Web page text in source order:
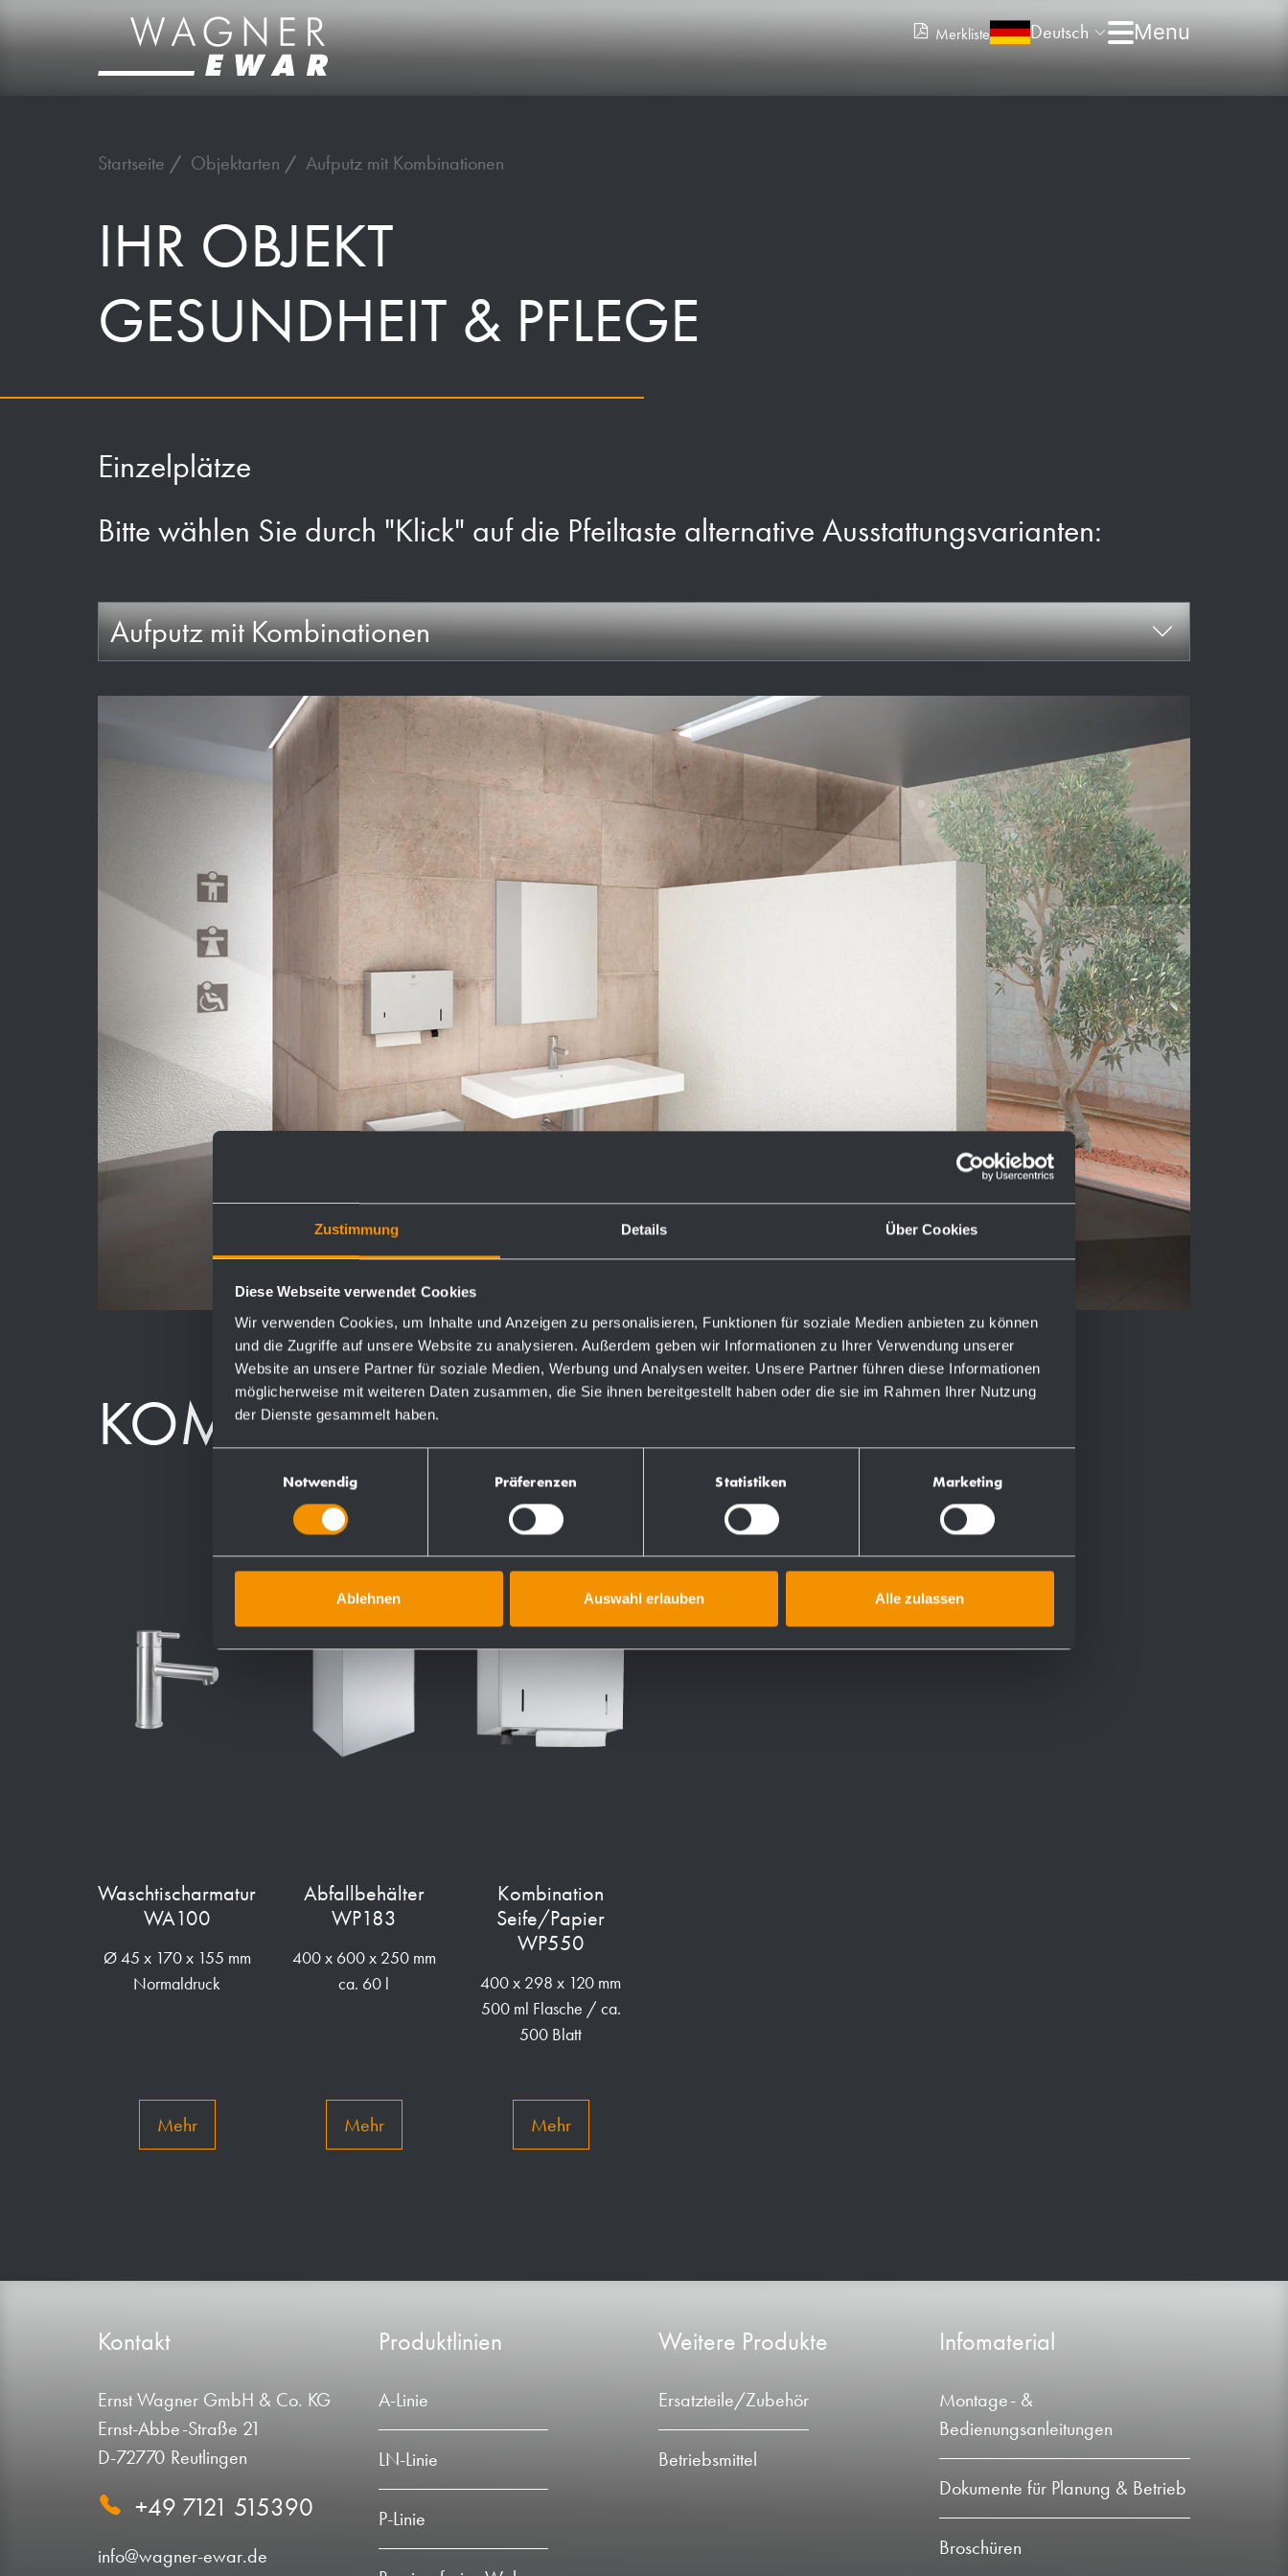
Zustimmung Details Über Cookies
Diese Webseite verwendet Cookies
Wir verwenden Cookies, um Inhalte und Anzeigen zu personalisieren, Funktionen für soziale Medien anbieten zu können
und die Zugriffe auf unsere Website zu analysieren. Außerdem geben wir Informationen zu Ihrer Verwendung unserer
Website an unsere Partner für soziale Medien, Werbung und Analysen weiter. Unsere Partner führen diese Informationen
möglicherweise mit weiteren Daten zusammen, die Sie ihnen bereitgestellt haben oder die sie im Rahmen Ihrer Nutzung
der Dienste gesammelt haben.
Notwendig Präferenzen Statistiken Marketing
Ablehnen Auswahl erlauben Alle zulassen
Merkliste Deutsch
Startseite Objektarten Aufputz mit Kombinationen
IHR OBJEKT
GESUNDHEIT & PFLEGE
Einzelplätze
Bitte wählen Sie durch "Klick" auf die Pfeiltaste alternative Ausstattungsvarianten:
Aufputz mit Kombinationen
KOMPONENTEN
Waschtischarmatur
WA100
Ø 45 x 170 x 155 mm
Normaldruck
Mehr
Abfallbehälter
WP183
400 x 600 x 250 mm
ca. 60 l
Mehr
Kombination
Seife/Papier
WP550
400 x 298 x 120 mm
500 ml Flasche / ca.
500 Blatt
Mehr
Kontakt
Ernst Wagner GmbH & Co. KG
Ernst-Abbe-Straße 21
D-72770 Reutlingen
+49 7121 515390
info@wagner-ewar.de
Produktlinien
A-Linie
LN-Linie
P-Linie
Weitere Produkte
Ersatzteile/Zubehör
Betriebsmittel
Infomaterial
Montage- &
Bedienungsanleitungen
Dokumente für Planung & Betrieb
Broschüren